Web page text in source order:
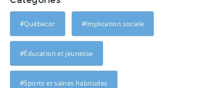
#Québecor #Implication sociale
#Éducation et jeunesse
#Sports et saines habitudes